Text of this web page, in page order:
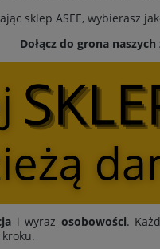
sklep ASEE, wybierasz
Dołącz do grona
i wyraz osobowości.